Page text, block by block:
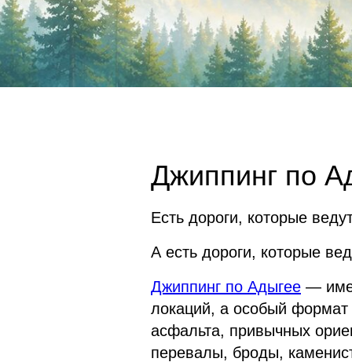
Джиппинг по
Есть дороги, которые
А есть дороги, которые
Джиппинг по Адыгее —
локаций, а особый формат
асфальта, привычных
перевалы, броды,